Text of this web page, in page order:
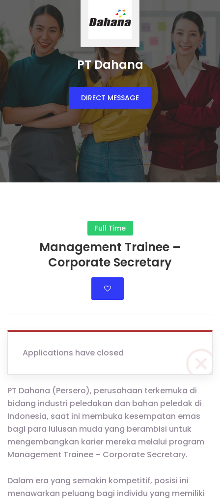
PT Dahana
DIRECT MESSAGE
Full Time
Management Trainee –
Corporate Secretary
Applications have closed
PT Dahana (Persero), perusahaan terkemuka di
bidang industri peledakan dan bahan peledak di
Indonesia, saat ini membuka kesempatan emas
bagi para lulusan muda yang berambisi untuk
mengembangkan karier mereka melalui program
Management Trainee – Corporate Secretary.
Dalam era yang semakin kompetitif, posisi ini
menawarkan peluang bagi individu yang memiliki